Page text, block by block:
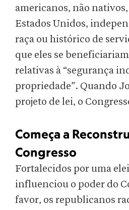
americanos, não
Estados Unidos,
raça ou histórico de
que eles se
relativas à “segurança
propriedade”. Quando
projeto de lei, o
Começa a
Congresso
Fortalecidos por uma
influenciou o poder do
favor, os republicanos